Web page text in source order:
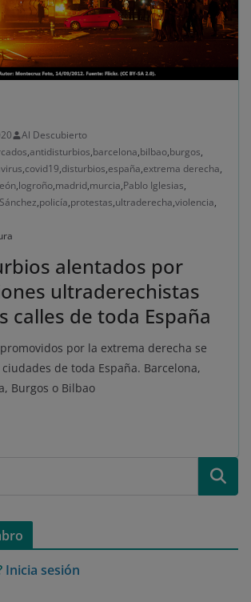
Al Descubierto
,antidisturbios,barcelona,bilbao,burgos,
,covid19,disturbios,españa,extrema derecha,
,logroño,madrid,murcia,Pablo Iglesias,
,policía,protestas,ultraderecha,violencia,
alentados por
ultraderechistas
calles de toda España
por la extrema derecha se
de toda España. Barcelona,
Burgos o Bilbao
Inicia sesión